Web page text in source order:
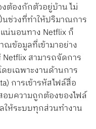
งต้องกักตัวอยู่บ้าน ไม่
นช่วงที่ทำให้ปริมาณการ
น่นอนทาง Netflix ก็
ข้อมูลที่เข้ามาอย่าง
Netflix สามารถจัดการ
ยเฉพาะงานด้านการ
การเข้ารหัสไฟล์สื่อ
อบความถูกต้องของไฟล์
ให้ระบบทุกส่วนทำงาน